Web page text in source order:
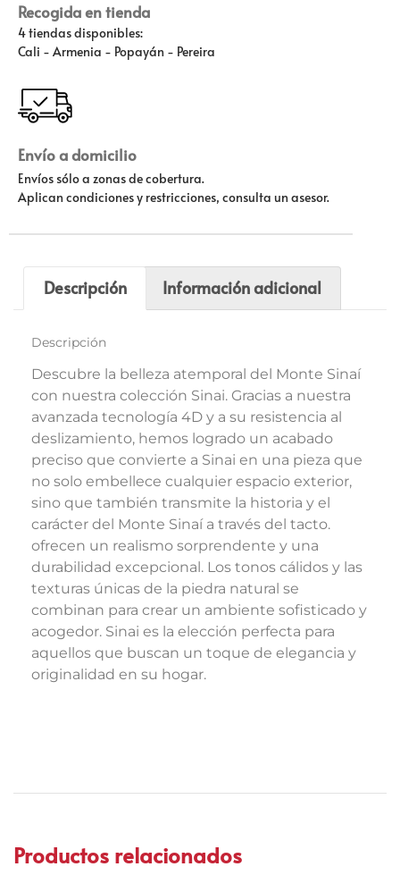
Recogida en tienda
4 tiendas disponibles:
Cali - Armenia - Popayán - Pereira
Envío a domicilio
Envíos sólo a zonas de cobertura.
Aplican condiciones y restricciones, consulta un asesor.
Descripción Información adicional
Descripción
Descubre la belleza atemporal del Monte Sinaí
con nuestra colección Sinai. Gracias a nuestra
avanzada tecnología 4D y a su resistencia al
deslizamiento, hemos logrado un acabado
preciso que convierte a Sinai en una pieza que
no solo embellece cualquier espacio exterior,
sino que también transmite la historia y el
carácter del Monte Sinaí a través del tacto.
ofrecen un realismo sorprendente y una
durabilidad excepcional. Los tonos cálidos y las
texturas únicas de la piedra natural se
combinan para crear un ambiente sofisticado y
acogedor. Sinai es la elección perfecta para
aquellos que buscan un toque de elegancia y
originalidad en su hogar.
Productos relacionados